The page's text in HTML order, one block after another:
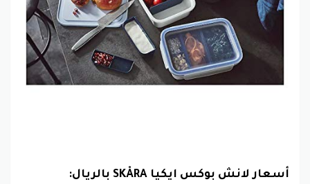
أسعار لانش بوكس ايكيا SKÅRA بالريال: